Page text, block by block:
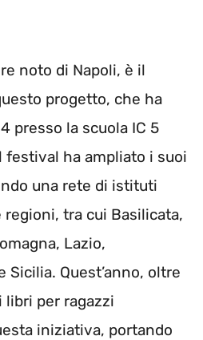
noto di Napoli, è il
progetto, che ha
presso la scuola IC 5
festival ha ampliato i suoi
una rete di istituti
tra cui Basilicata,
Lazio,
Sicilia. Quest’anno, oltre
per ragazzi
iniziativa, portando